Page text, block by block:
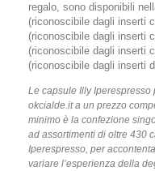
regalo, sono disponibili
(riconoscibile dagli inserti
(riconoscibile dagli inserti
(riconoscibile dagli inserti
(riconoscibile dagli inserti
Le capsule Illy
okcialde.it a un prezzo
minimo è la confezione
ad assortimenti di oltre 430
Iperespresso, per
variare l’esperienza della